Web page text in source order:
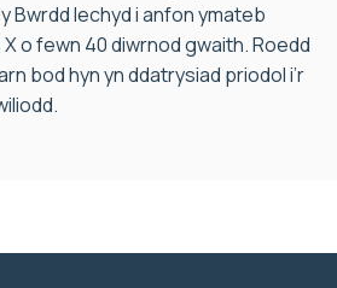
Bwrdd Iechyd i anfon ymateb
o fewn 40 diwrnod gwaith. Roedd
bod hyn yn ddatrysiad priodol i’r